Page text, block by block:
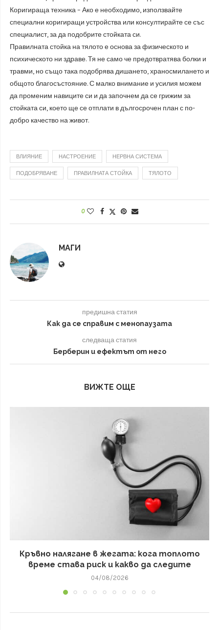
Коригираща техника – Ако е необходимо, използвайте
специални коригиращи устройства или консултирайте се със
специалист, за да подобрите стойката си.
Правилната стойка на тялото е основа за физическото и
психическото ни здраве. Тя не само че предотвратява болки и
травми, но също така подобрява дишането, храносмилането и
общото благосъстояние. С малко внимание и усилия можем
да променим навиците си и да започнем да се грижим за
стойката си, което ще се отплати в дългосрочен план с по-
добро качество на живот.
ВЛИЯНИЕ НАСТРОЕНИЕ НЕРВНА СИСТЕМА
ПОДОБРЯВАНЕ ПРАВИЛНАТА СТОЙКА ТЯЛОТО
0
МАГИ
предишна статия
Как да се справим с менопаузата
следваща статия
Берберин и ефектът от него
ВИЖТЕ ОЩЕ
Кръвно налягане в жегата: кога топлото
време става риск и какво да следите
04/08/2026